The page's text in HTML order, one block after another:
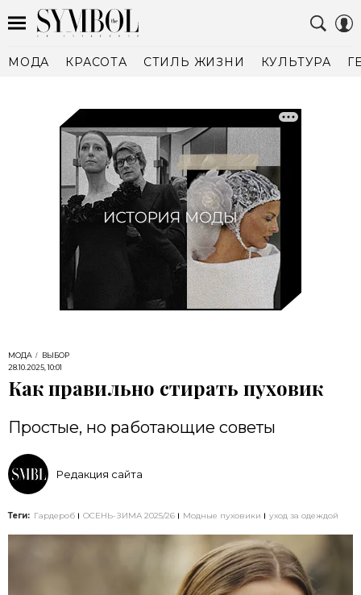
МОДА КРАСОТА СТИЛЬ ЖИЗНИ КУЛЬТУРА
МОДА
ВЫБОР
28.10.2025, 10:01
Как правильно стирать пуховик
Простые, но работающие советы
Редакция сайта
Теги: Гардероб ОСЕНЬ-ЗИМА 2025/26 Модные пуховики уход за одеждой